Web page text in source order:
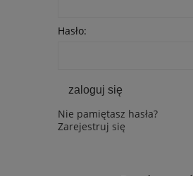
Hasło:
zaloguj się
Nie pamiętasz hasła?
Zarejestruj się